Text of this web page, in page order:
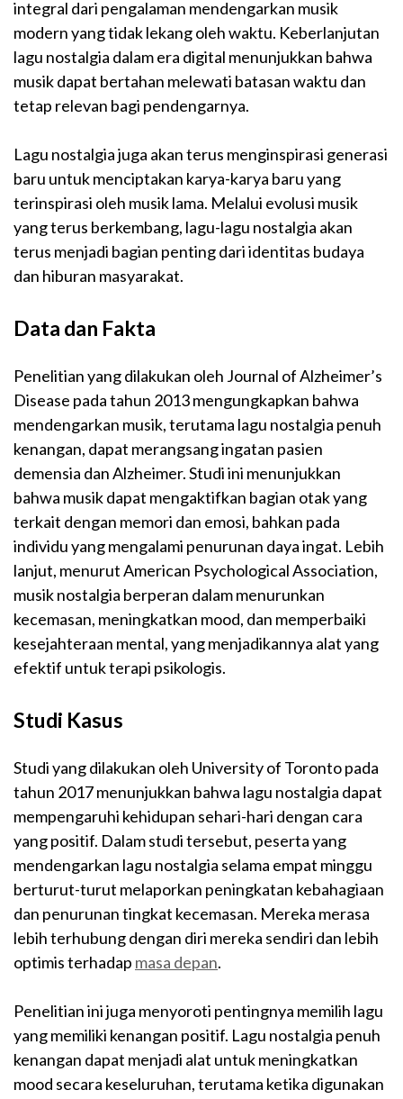
integral dari pengalaman mendengarkan musik
modern yang tidak lekang oleh waktu. Keberlanjutan
lagu nostalgia dalam era digital menunjukkan bahwa
musik dapat bertahan melewati batasan waktu dan
tetap relevan bagi pendengarnya.
Lagu nostalgia juga akan terus menginspirasi generasi
baru untuk menciptakan karya-karya baru yang
terinspirasi oleh musik lama. Melalui evolusi musik
yang terus berkembang, lagu-lagu nostalgia akan
terus menjadi bagian penting dari identitas budaya
dan hiburan masyarakat.
Data dan Fakta
Penelitian yang dilakukan oleh Journal of Alzheimer’s
Disease pada tahun 2013 mengungkapkan bahwa
mendengarkan musik, terutama lagu nostalgia penuh
kenangan, dapat merangsang ingatan pasien
demensia dan Alzheimer. Studi ini menunjukkan
bahwa musik dapat mengaktifkan bagian otak yang
terkait dengan memori dan emosi, bahkan pada
individu yang mengalami penurunan daya ingat. Lebih
lanjut, menurut American Psychological Association,
musik nostalgia berperan dalam menurunkan
kecemasan, meningkatkan mood, dan memperbaiki
kesejahteraan mental, yang menjadikannya alat yang
efektif untuk terapi psikologis.
Studi Kasus
Studi yang dilakukan oleh University of Toronto pada
tahun 2017 menunjukkan bahwa lagu nostalgia dapat
mempengaruhi kehidupan sehari-hari dengan cara
yang positif. Dalam studi tersebut, peserta yang
mendengarkan lagu nostalgia selama empat minggu
berturut-turut melaporkan peningkatan kebahagiaan
dan penurunan tingkat kecemasan. Mereka merasa
lebih terhubung dengan diri mereka sendiri dan lebih
optimis terhadap masa depan.
Penelitian ini juga menyoroti pentingnya memilih lagu
yang memiliki kenangan positif. Lagu nostalgia penuh
kenangan dapat menjadi alat untuk meningkatkan
mood secara keseluruhan, terutama ketika digunakan